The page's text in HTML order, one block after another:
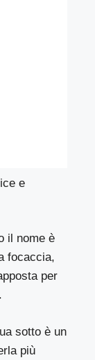
e
il nome è
focaccia,
per
sotto è un
più